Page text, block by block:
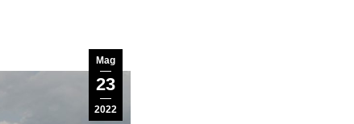
Mag
23
2022